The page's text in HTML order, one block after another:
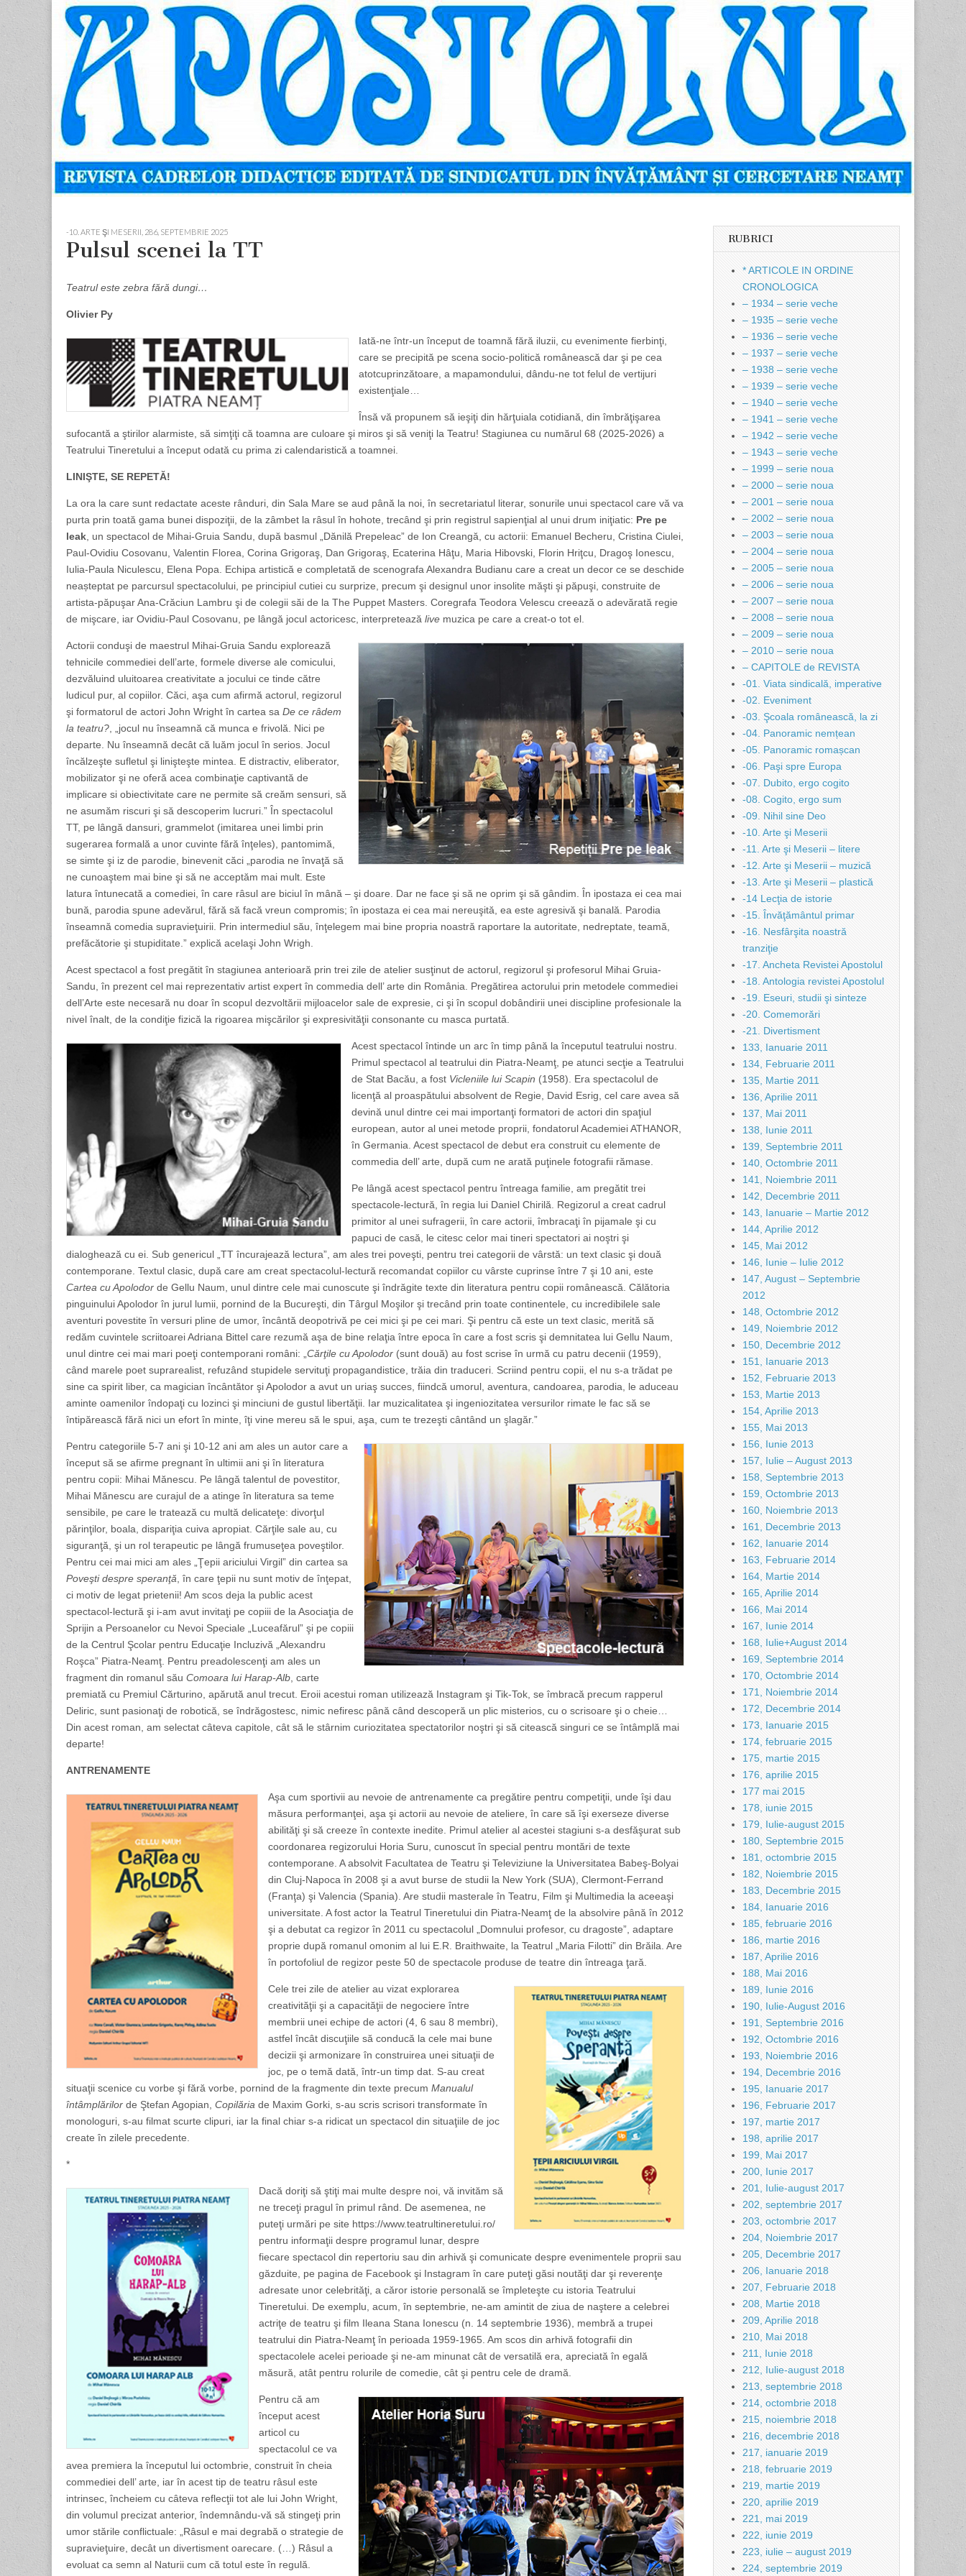
Apostolul
Revista
cadrelor
didactice
din
judetul
Neamt
content
-10. ARTE ŞI MESERII 286, SEPTEMBRIE 2025
Pulsul scenei la TT
Teatrul este zebra fără dungi…
Olivier Py
Iată-ne într-un început de toamnă fără iluzii, cu evenimente fierbinţi,
care se precipită pe scena socio-politică românească dar şi pe cea
atotcuprinzătoare, a mapamondului, dându-ne tot felul de vertijuri
existenţiale…
Însă vă propunem să ieşiţi din hărţuiala cotidiană, din îmbrăţişarea
sufocantă a ştirilor alarmiste, să simţiţi că toamna are culoare şi miros şi să veniţi la Teatru! Stagiunea cu numărul 68 (2025-2026) a
Teatrului Tineretului a început odată cu prima zi calendaristică a toamnei.
LINIŞTE, SE REPETĂ!
La ora la care sunt redactate aceste rânduri, din Sala Mare se aud până la noi, în secretariatul literar, sonurile unui spectacol care vă va
purta prin toată gama bunei dispoziţii, de la zâmbet la râsul în hohote, trecând şi prin registrul sapienţial al unui drum iniţiatic: Pre pe
leak , un spectacol de Mihai-Gruia Sandu, după basmul „Dănilă Prepeleac” de Ion Creangă, cu actorii: Emanuel Becheru, Cristina Ciulei,
Paul-Ovidiu Cosovanu, Valentin Florea, Corina Grigoraş, Dan Grigoraş, Ecaterina Hâţu, Maria Hibovski, Florin Hriţcu, Dragoş Ionescu,
Iulia-Paula Niculescu, Elena Popa. Echipa artistică e completată de scenografa Alexandra Budianu care a creat un decor ce se deschide
neașteptat pe parcursul spectacolului, pe principiul cutiei cu surprize, precum şi designul unor insolite măşti şi păpuşi, construite de
artista-păpuşar Ana-Crăciun Lambru şi de colegii săi de la The Puppet Masters. Coregrafa Teodora Velescu creează o adevărată regie
de mişcare, iar Ovidiu-Paul Cosovanu, pe lângă jocul actoricesc, interpretează live muzica pe care a creat-o tot el.
Actorii conduşi de maestrul Mihai-Gruia Sandu explorează
tehnicile commediei dell’arte, formele diverse ale comicului,
dezvăluind uluitoarea creativitate a jocului ce tinde către
ludicul pur, al copiilor. Căci, aşa cum afirmă actorul, regizorul
şi formatorul de actori John Wright în cartea sa De ce râdem
la teatru? , „jocul nu înseamnă că munca e frivolă. Nici pe
departe. Nu înseamnă decât că luăm jocul în serios. Jocul
încălzeşte sufletul şi linişteşte mintea. E distractiv, eliberator,
mobilizator şi ne oferă acea combinaţie captivantă de
implicare si obiectivitate care ne permite să creăm sensuri, să
ne asumăm riscuri şi să descoperim lucruri.” În spectacolul
TT, pe lângă dansuri, grammelot (imitarea unei limbi prin
sugerarea formală a unor cuvinte fără înţeles), pantomimă,
se simte şi iz de parodie, binevenit căci „parodia ne învaţă să
ne cunoaştem mai bine şi să ne acceptăm mai mult. Este
latura întunecată a comediei, în care râsul are biciul în mână – şi doare. Dar ne face şi să ne oprim şi să gândim. În ipostaza ei cea mai
bună, parodia spune adevărul, fără să facă vreun compromis; în ipostaza ei cea mai nereuşită, ea este agresivă şi banală. Parodia
înseamnă comedia supravieţuirii. Prin intermediul său, înţelegem mai bine propria noastră raportare la autoritate, nedreptate, teamă,
prefăcătorie şi stupiditate.” explică acelaşi John Wrigh.
Acest spectacol a fost pregătit în stagiunea anterioară prin trei zile de atelier susţinut de actorul, regizorul şi profesorul Mihai Gruia-
Sandu, în prezent cel mai reprezentativ artist expert în commedia dell’ arte din România. Pregătirea actorului prin metodele commediei
dell’Arte este necesară nu doar în scopul dezvoltării mijloacelor sale de expresie, ci şi în scopul dobândirii unei discipline profesionale la
nivel înalt, de la condiţie fizică la rigoarea mişcărilor şi expresivităţii consonante cu masca purtată.
Acest spectacol întinde un arc în timp până la începutul teatrului nostru.
Primul spectacol al teatrului din Piatra-Neamţ, pe atunci secţie a Teatrului
de Stat Bacău, a fost Vicleniile lui Scapin (1958). Era spectacolul de
licenţă al proaspătului absolvent de Regie, David Esrig, cel care avea să
devină unul dintre cei mai importanţi formatori de actori din spaţiul
european, autor al unei metode proprii, fondatorul Academiei ATHANOR,
în Germania. Acest spectacol de debut era construit cu elemente de
commedia dell’ arte, după cum ne arată puţinele fotografii rămase.
Pe lângă acest spectacol pentru întreaga familie, am pregătit trei
spectacole-lectură, în regia lui Daniel Chirilă. Regizorul a creat cadrul
primitor al unei sufragerii, în care actorii, îmbracaţi în pijamale şi cu
papuci de casă, le citesc celor mai tineri spectatori ai noştri şi
dialoghează cu ei. Sub genericul „TT încurajează lectura”, am ales trei poveşti, pentru trei categorii de vârstă: un text clasic şi două
contemporane. Textul clasic, după care am creat spectacolul-lectură recomandat copiilor cu vârs­te cuprinse între 7 şi 10 ani, este
Cartea cu Apolodor de Gellu Naum, unul dintre cele mai cunoscute şi îndrăgite texte din literatura pentru copii românească. Călătoria
pinguinului Apolodor în jurul lumii, pornind de la Bucureşti, din Târgul Moşilor şi trecând prin toate continentele, cu incredibilele sale
aventuri povestite în versuri pline de umor, încântă deopotrivă pe cei mici şi pe cei mari. Şi pentru că este un text clasic, merită să
redăm cuvintele scriitoarei Adriana Bittel care rezumă aşa de bine relaţia între epoca în care a fost scris şi demnitatea lui Gellu Naum,
unul dintre cei mai mari poeţi contemporani români: „ Cărţile cu Apolodor (sunt două) au fost scrise în urmă cu patru decenii (1959),
când marele poet suprarealist, refuzând stupidele servituţi propagandistice, trăia din traduceri. Scriind pentru copii, el nu s-a trădat pe
sine ca spirit liber, ca magician încântător şi Apolodor a avut un uriaş succes, fiindcă umorul, aventura, candoarea, parodia, le aduceau
aminte oamenilor îndopaţi cu lozinci şi minciuni de gustul libertăţii. Iar muzicalitatea şi ingeniozitatea versurilor rimate le fac să se
întipărească fără nici un efort în minte, îţi vine mereu să le spui, aşa, cum te trezeşti cântând un şlagăr.”
Pentru categoriile 5-7 ani şi 10-12 ani am ales un autor care a
început să se afirme pregnant în ultimii ani şi în literatura
pentru copii: Mihai Mănescu. Pe lângă talentul de povestitor,
Mihai Mănescu are curajul de a atinge în literatura sa teme
sensibile, pe care le tratează cu multă delicateţe: divorţul
părinţilor, boala, dispariţia cuiva apropiat. Cărţile sale au, cu
siguranţă, şi un rol terapeutic pe lângă frumuseţea poveştilor.
Pentru cei mai mici am ales „Ţepii ariciului Virgil” din cartea sa
Poveşti despre speranţă , în care ţepii nu sunt motiv de înţepat,
ci motiv de legat prietenii! Am scos deja la public acest
spectacol-lectură şi i-am avut invitaţi pe copiii de la Asociaţia de
Sprijin a Persoanelor cu Nevoi Speciale „Luceafărul” şi pe copiii
de la Centrul Şcolar pentru Educaţie Incluzivă „Alexandru
Roşca” Piatra-Neamţ. Pentru preadolescenţi am ales un
fragment din romanul său Comoara lui Harap-Alb , carte
premiată cu Premiul Cărturino, apărută anul trecut. Eroii acestui roman utilizează Instagram şi Tik-Tok, se îmbracă precum rapperul
Deliric, sunt pasionaţi de robotică, se îndrăgostesc, nimic nefiresc până când descoperă un plic misterios, cu o scrisoare şi o cheie…
Din acest roman, am selectat câteva capitole, cât să le stârnim curiozitatea spectatorilor noştri şi să citească singuri ce se întâmplă mai
departe!
ANTRENAMENTE
Aşa cum sportivii au nevoie de antrenamente ca pregătire pentru competiţii, unde îşi dau
măsura performanţei, aşa şi actorii au nevoie de ateliere, în care să îşi exerseze diverse
abilităţi şi să creeze în contexte inedite. Primul atelier al acestei stagiuni s-a desfăşurat sub
coordonarea regizorului Horia Suru, cunoscut în special pentru montări de texte
contemporane. A absolvit Facultatea de Teatru şi Televiziune la Universitatea Babeş-Bolyai
din Cluj-Napoca în 2008 şi a avut burse de studii la New York (SUA), Clermont-Ferrand
(Franţa) şi Valencia (Spania). Are studii masterale în Teatru, Film şi Multimedia la aceeaşi
universitate. A fost actor la Teatrul Tineretului din Piatra-Neamţ de la absolvire până în 2012
şi a debutat ca regizor în 2011 cu spectacolul „Domnului profesor, cu dragoste”, adaptare
proprie după romanul omonim al lui E.R. Braithwaite, la Teatrul „Maria Filotti” din Brăila. Are
în portofoliul de regizor peste 50 de spectacole produse de teatre din întreaga ţară.
Cele trei zile de atelier au vizat explorarea
creativităţii şi a capacităţii de negociere între
membrii unei echipe de actori (4, 6 sau 8 membri),
astfel încât discuţiile să conducă la cele mai bune
decizii şi armonizare în construirea unei situaţii de
joc, pe o temă dată, într-un timp dat. S-au creat
situaţii scenice cu vorbe şi fără vorbe, pornind de la fragmente din texte precum Manualul
întâmplărilor de Ştefan Agopian, Copilăria de Maxim Gorki, s-au scris scrisori transformate în
monologuri, s-au filmat scurte clipuri, iar la final chiar s-a ridicat un spectacol din situaţiile de joc
create în zilele precedente.
*
Dacă doriţi să ştiţi mai multe despre noi, vă invităm să
ne treceţi pragul în primul rând. De asemenea, ne
puteţi urmări pe site https://www.teatrultineretului.ro/
pentru informaţii despre programul lunar, despre
fiecare spectacol din repertoriu sau din arhivă şi comunicate despre evenimentele proprii sau
găzduite, pe pagina de Facebook şi Instagram în care puteţi găsi noutăţi dar şi reverenţe
adresate unor celebrităţi, a căror istorie personală se împleteşte cu istoria Teatrului
Tineretului. De exemplu, acum, în septembrie, ne-am amintit de ziua de naştere a celebrei
actriţe de teatru şi film Ileana Stana Ionescu (n. 14 septembrie 1936), membră a trupei
teatrului din Piatra-Neamţ în perioada 1959-1965. Am scos din arhivă fotografii din
spectacolele acelei perioade şi ne-am minunat cât de versatilă era, apreciată în egală
măsură, atât pentru rolurile de comedie, cât şi pentru cele de dramă.
Pentru că am
început acest
articol cu
spectacolul ce va
avea premiera la începutul lui octombrie, construit în cheia
commediei dell’ arte, iar în acest tip de teatru râsul este
intrinsec, încheiem cu câteva reflecţii tot ale lui John Wright,
din volumul precizat anterior, îndemnându-vă să stingeţi prin
umor stările conflictuale: „Râsul e mai degrabă o strategie de
supravieţuire, decât un divertisment oarecare. (…) Râsul a
evoluat ca semn al Naturii cum că totul este în regulă.
RUBRICI
* ARTICOLE IN ORDINE
CRONOLOGICA
– 1934 – serie veche
– 1935 – serie veche
– 1936 – serie veche
– 1937 – serie veche
– 1938 – serie veche
– 1939 – serie veche
– 1940 – serie veche
– 1941 – serie veche
– 1942 – serie veche
– 1943 – serie veche
– 1999 – serie noua
– 2000 – serie noua
– 2001 – serie noua
– 2002 – serie noua
– 2003 – serie noua
– 2004 – serie noua
– 2005 – serie noua
– 2006 – serie noua
– 2007 – serie noua
– 2008 – serie noua
– 2009 – serie noua
– 2010 – serie noua
– CAPITOLE de REVISTA
-01. Viata sindicală, imperative
-02. Eveniment
-03. Şcoala românească, la zi
-04. Panoramic nemțean
-05. Panoramic romașcan
-06. Paşi spre Europa
-07. Dubito, ergo cogito
-08. Cogito, ergo sum
-09. Nihil sine Deo
-10. Arte şi Meserii
-11. Arte şi Meserii – litere
-12. Arte şi Meserii – muzică
-13. Arte şi Meserii – plastică
-14 Lecţia de istorie
-15. Învăţământul primar
-16. Nesfârşita noastră
tranziţie
-17. Ancheta Revistei Apostolul
-18. Antologia revistei Apostolul
-19. Eseuri, studii şi sinteze
-20. Comemorări
-21. Divertisment
133, Ianuarie 2011
134, Februarie 2011
135, Martie 2011
136, Aprilie 2011
137, Mai 2011
138, Iunie 2011
139, Septembrie 2011
140, Octombrie 2011
141, Noiembrie 2011
142, Decembrie 2011
143, Ianuarie – Martie 2012
144, Aprilie 2012
145, Mai 2012
146, Iunie – Iulie 2012
147, August – Septembrie
2012
148, Octombrie 2012
149, Noiembrie 2012
150, Decembrie 2012
151, Ianuarie 2013
152, Februarie 2013
153, Martie 2013
154, Aprilie 2013
155, Mai 2013
156, Iunie 2013
157, Iulie – August 2013
158, Septembrie 2013
159, Octombrie 2013
160, Noiembrie 2013
161, Decembrie 2013
162, Ianuarie 2014
163, Februarie 2014
164, Martie 2014
165, Aprilie 2014
166, Mai 2014
167, Iunie 2014
168, Iulie+August 2014
169, Septembrie 2014
170, Octombrie 2014
171, Noiembrie 2014
172, Decembrie 2014
173, Ianuarie 2015
174, februarie 2015
175, martie 2015
176, aprilie 2015
177 mai 2015
178, iunie 2015
179, Iulie-august 2015
180, Septembrie 2015
181, octombrie 2015
182, Noiembrie 2015
183, Decembrie 2015
184, Ianuarie 2016
185, februarie 2016
186, martie 2016
187, Aprilie 2016
188, Mai 2016
189, Iunie 2016
190, Iulie-August 2016
191, Septembrie 2016
192, Octombrie 2016
193, Noiembrie 2016
194, Decembrie 2016
195, Ianuarie 2017
196, Februarie 2017
197, martie 2017
198, aprilie 2017
199, Mai 2017
200, Iunie 2017
201, Iulie-august 2017
202, septembrie 2017
203, octombrie 2017
204, Noiembrie 2017
205, Decembrie 2017
206, Ianuarie 2018
207, Februarie 2018
208, Martie 2018
209, Aprilie 2018
210, Mai 2018
211, Iunie 2018
212, Iulie-august 2018
213, septembrie 2018
214, octombrie 2018
215, noiembrie 2018
216, decembrie 2018
217, ianuarie 2019
218, februarie 2019
219, martie 2019
220, aprilie 2019
221, mai 2019
222, iunie 2019
223, iulie – august 2019
224, septembrie 2019